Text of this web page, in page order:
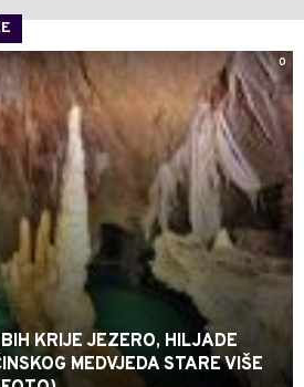
0
KRIJE JEZERO, HILJADE
MEDVJEDA STARE VIŠE